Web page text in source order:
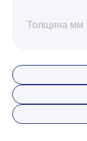
Толщина мм